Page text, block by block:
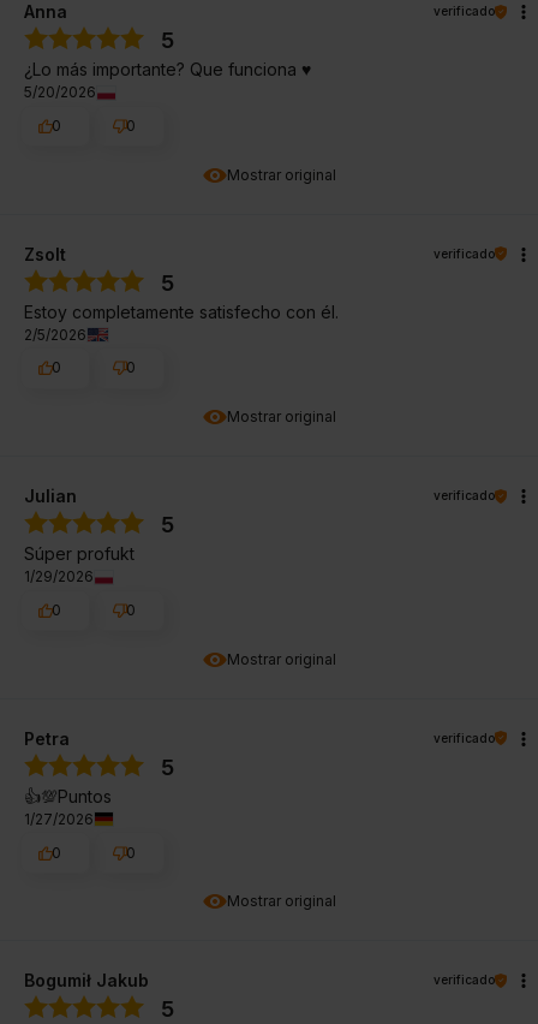
Mostrar original
Anna verificado
5
¿Lo más importante? Que funciona ♥️
5/20/2026
0
0
Mostrar original
Zsolt verificado
5
Estoy completamente satisfecho con él.
2/5/2026
0
0
Mostrar original
Julian verificado
5
Súper profukt
1/29/2026
0
0
Mostrar original
Petra verificado
5
👍️💯Puntos
1/27/2026
0
0
Bogumił Jakub verificado
5